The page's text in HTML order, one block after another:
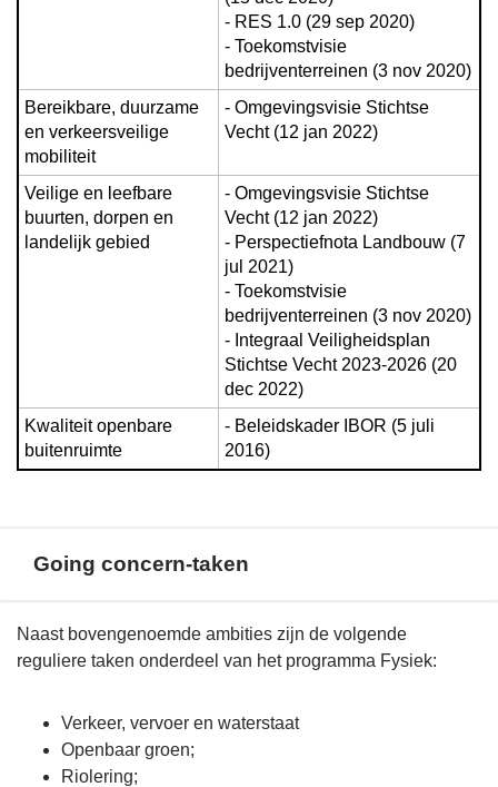
- RES 1.0 (29 sep 2020)
- Toekomstvisie
bedrijventerreinen (3 nov 2020)
Bereikbare, duurzame
en verkeersveilige
mobiliteit
- Omgevingsvisie Stichtse
Vecht (12 jan 2022)
Veilige en leefbare
buurten, dorpen en
landelijk gebied
- Omgevingsvisie Stichtse
Vecht (12 jan 2022)
- Perspectiefnota Landbouw (7
jul 2021)
- Toekomstvisie
bedrijventerreinen (3 nov 2020)
- Integraal Veiligheidsplan
Stichtse Vecht 2023-2026 (20
dec 2022)
Kwaliteit openbare
buitenruimte
- Beleidskader IBOR (5 juli
2016)
Going concern-taken
Terug
naar
programma
Naast bovengenoemde ambities zijn de volgende
reguliere taken onderdeel van het programma Fysiek:
Verkeer, vervoer en waterstaat
Openbaar groen;
Riolering;